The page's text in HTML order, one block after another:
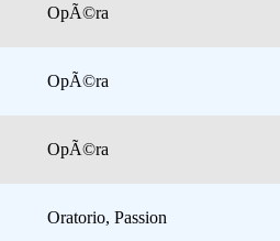
OpÃ©ra
OpÃ©ra
OpÃ©ra
Oratorio, Passion